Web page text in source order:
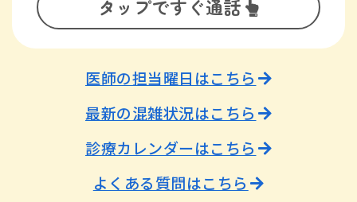
タップですぐ通話
医師の担当曜日はこちら
最新の混雑状況はこちら
診療カレンダーはこちら
よくある質問はこちら